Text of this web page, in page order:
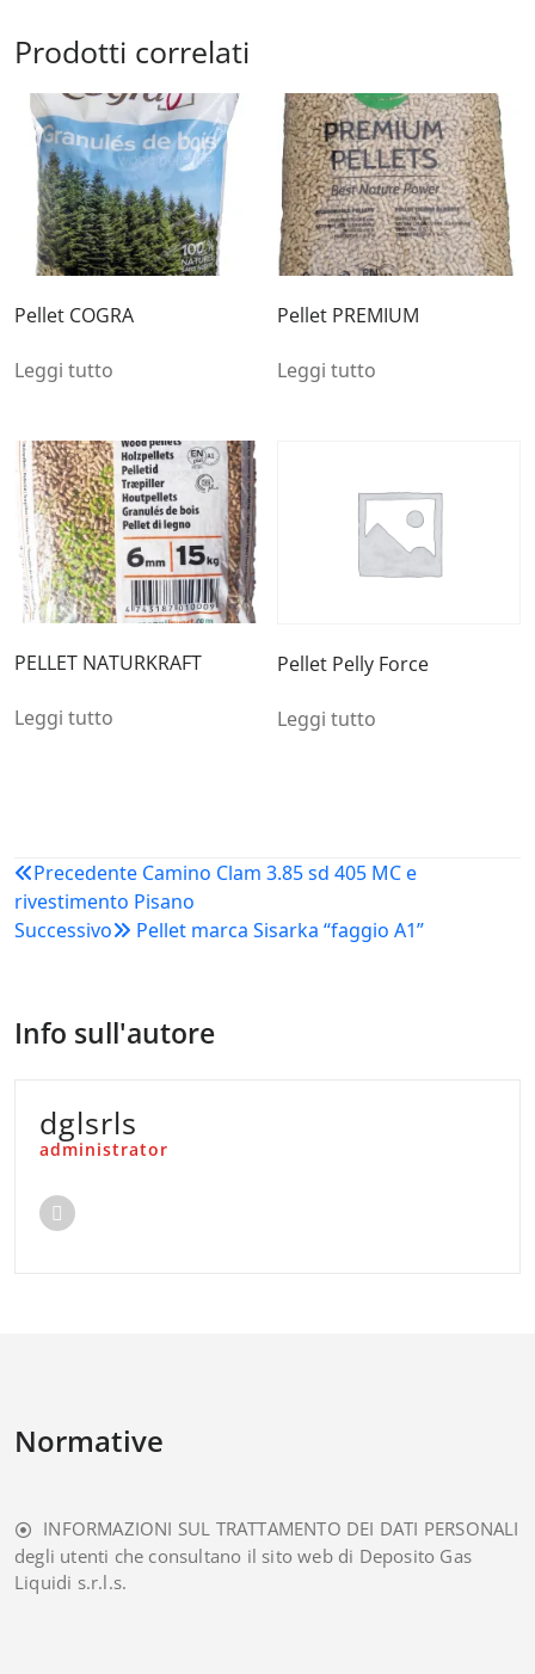
Prodotti correlati
Pellet COGRA
Leggi tutto
Pellet PREMIUM
Leggi tutto
PELLET NATURKRAFT
Leggi tutto
Pellet Pelly Force
Leggi tutto
Navigazione
articoli
Precedente Camino Clam 3.85 sd 405 MC e
rivestimento Pisano
Successivo
Pellet marca Sisarka “faggio A1”
Info sull'autore
dglsrls
administrator
Normative
INFORMAZIONI SUL TRATTAMENTO DEI DATI PERSONALI
degli utenti che consultano il sito web di Deposito Gas
Liquidi s.r.l.s.